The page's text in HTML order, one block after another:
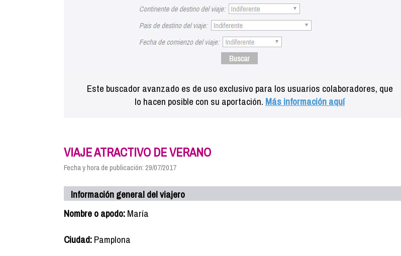
Este buscador avanzado es de uso exclusivo para los usuarios colaboradores, que
lo hacen posible con su aportación. Más información aquí
VIAJE ATRACTIVO DE VERANO
Fecha y hora de publicación: 29/07/2017
Información general del viajero
Nombre o apodo:María
Ciudad:Pamplona